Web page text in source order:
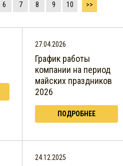
6 7 8 9 10 >>
27.04.2026
График работы
компании на период
майских праздников
2026
ПОДРОБНЕЕ
24.12.2025